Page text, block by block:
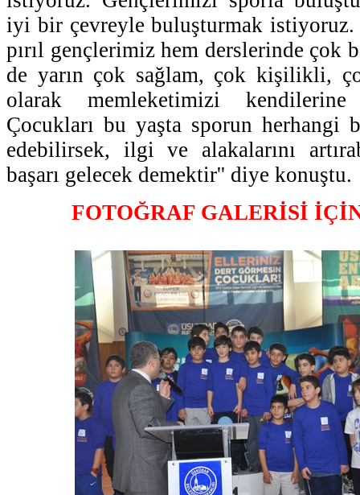
iyi bir çevreyle buluşturmak istiyoruz.
pırıl gençlerimiz hem derslerinde çok
de yarın çok sağlam, çok kişilikli,
olarak memleketimizi kendilerine
Çocukları bu yaşta sporun herhangi
edebilirsek, ilgi ve alakalarını
başarı gelecek demektir'' diye konuştu.
FOTOĞRAF GALERİSİ